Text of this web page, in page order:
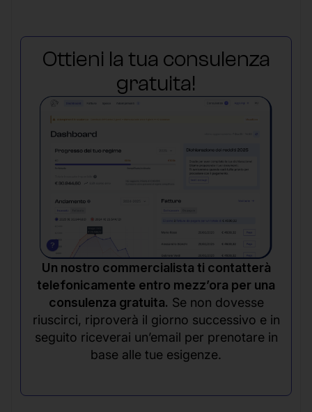
Ottieni la tua consulenza
gratuita!
Un nostro commercialista ti contatterà
telefonicamente entro mezz’ora per una
consulenza gratuita. Se non dovesse
riuscirci, riproverà il giorno successivo e in
seguito riceverai un’email per prenotare in
base alle tue esigenze.